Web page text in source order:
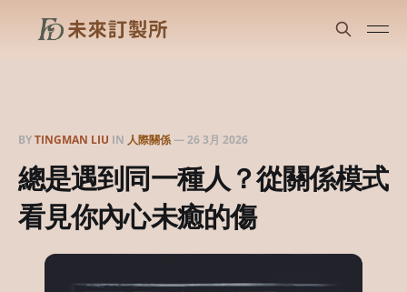
BYTINGMAN LIU IN 人際關係—26 3月 2026
總是遇到同一種人？從關係模式
看見你內心未癒的傷